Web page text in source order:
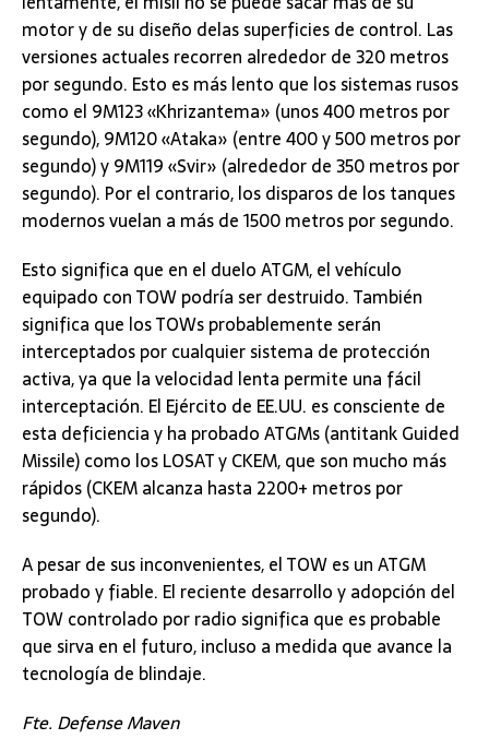
motor y de su diseño delas superficies de control. Las
versiones actuales recorren alrededor de 320 metros
por segundo. Esto es más lento que los sistemas rusos
como el 9M123 «Khrizantema» (unos 400 metros por
segundo), 9M120 «Ataka» (entre 400 y 500 metros por
segundo) y 9M119 «Svir» (alrededor de 350 metros por
segundo). Por el contrario, los disparos de los tanques
modernos vuelan a más de 1500 metros por segundo.
Esto significa que en el duelo ATGM, el vehículo
equipado con TOW podría ser destruido. También
significa que los TOWs probablemente serán
interceptados por cualquier sistema de protección
activa, ya que la velocidad lenta permite una fácil
interceptación. El Ejército de EE.UU. es consciente de
esta deficiencia y ha probado ATGMs (antitank Guided
Missile) como los LOSAT y CKEM, que son mucho más
rápidos (CKEM alcanza hasta 2200+ metros por
segundo).
A pesar de sus inconvenientes, el TOW es un ATGM
probado y fiable. El reciente desarrollo y adopción del
TOW controlado por radio significa que es probable
que sirva en el futuro, incluso a medida que avance la
tecnología de blindaje.
Fte. Defense Maven